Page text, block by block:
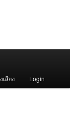
สียง Login